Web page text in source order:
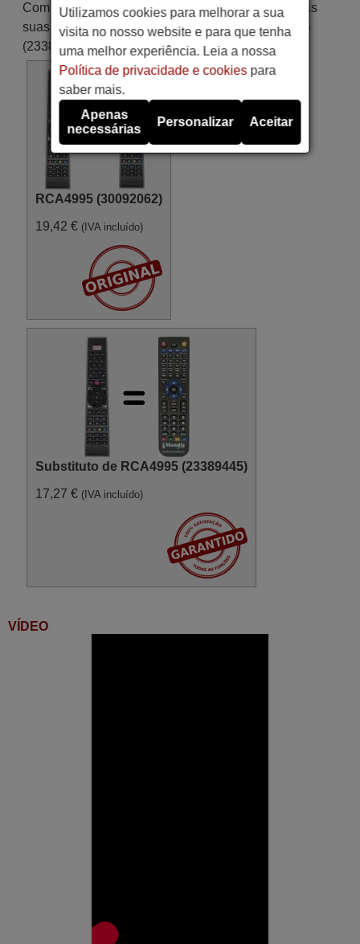
Comandos equivalente que substituem em todas as
suas funções o comando ELECTRONIA RCA4995
(23389445):
RCA4995 (30092062)
19,42 € (IVA incluído)
Substituto de RCA4995 (23389445)
17,27 € (IVA incluído)
VÍDEO
Utilizamos cookies para melhorar a sua
visita no nosso website e para que tenha
uma melhor experiência. Leia a nossa
Política de privacidade e cookiespara
saber mais.
Apenas
necessárias
Personalizar Aceitar